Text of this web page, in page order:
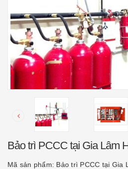
Bảo trì PCCC tại Gia Lâm
Mã sản phẩm: Bảo trì PCCC tại Gia